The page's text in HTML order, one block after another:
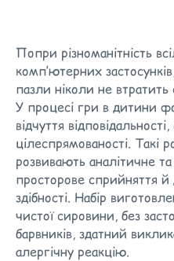
Попри різноманітність
комп’ютерних
пазли ніколи не втратить
У процесі гри в дитини
відчуття
цілеспрямованості. Такі
розвивають аналітичне
просторове сприйняття й
здібності. Набір
чистої сировини, без
барвників, здатний
алергічну реакцію.